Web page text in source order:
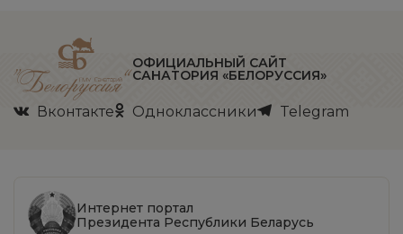
ОФИЦИАЛЬНЫЙ САЙТ
САНАТОРИЯ «БЕЛОРУССИЯ»
Вконтакте Одноклассники Telegram
Интернет портал
Президента Республики Беларусь